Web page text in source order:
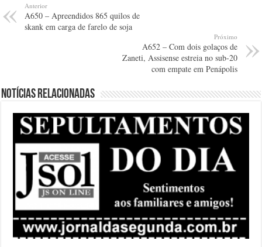
Anterior
A650 – Apreendidos 865 quilos de
skank em carga de farelo de soja
Próximo
A652 – Com dois golaços de
Zaneti, Assisense estreia no sub-20
com empate em Penápolis
Notícias relacionadas